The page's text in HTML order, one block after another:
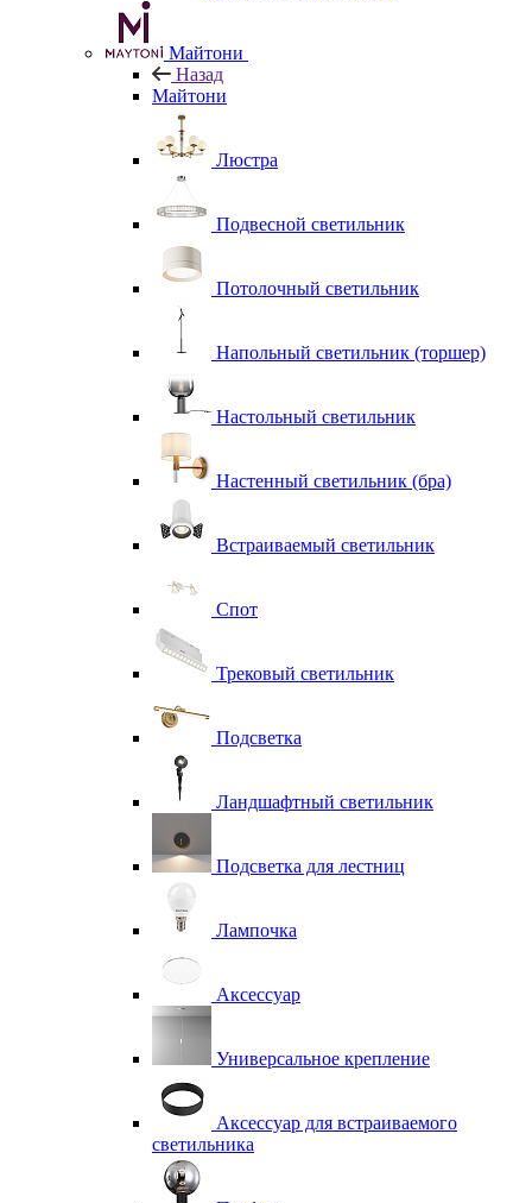
Майтони
Назад
Майтони
Люстра
Подвесной светильник
Потолочный светильник
Напольный светильник (торшер)
Настольный светильник
Настенный светильник (бра)
Встраиваемый светильник
Спот
Трековый светильник
Подсветка
Ландшафтный светильник
Подсветка для лестниц
Лампочка
Аксессуар
Универсальное крепление
Аксессуар для встраиваемого
светильника